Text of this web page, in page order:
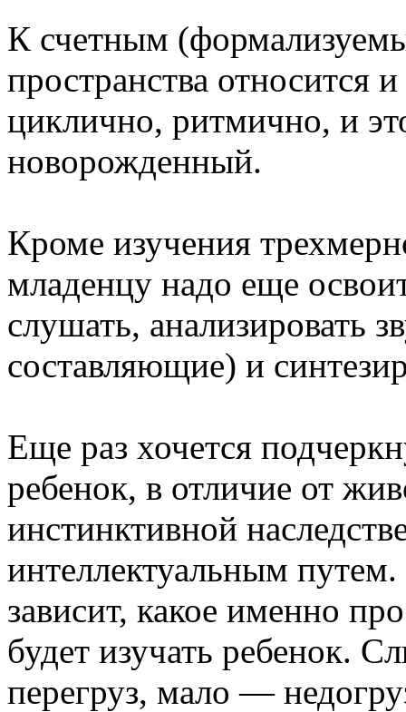
К счетным
пространства
циклично, ритмично, и
новорожденный.
Кроме изучения
младенцу надо еще
слушать, анализировать
составляющие) и
Еще раз хочется
ребенок, в отличие от
инстинктивной
интеллектуальным
зависит, какое именно
будет изучать ребенок.
перегруз, мало —